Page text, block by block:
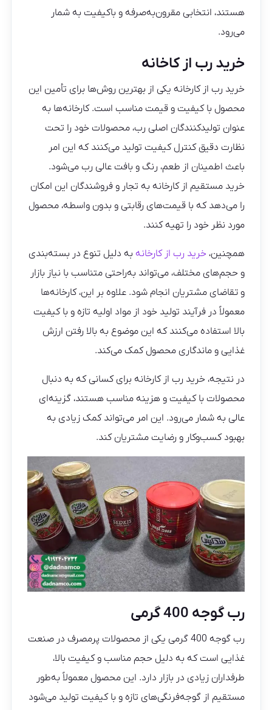
هستند، انتخابی مقرون‌به‌صرفه و باکیفیت به شمار
می‌رود.
خرید رب از کاخانه
خرید رب از کارخانه یکی از بهترین روش‌ها برای تأمین این
محصول با کیفیت و قیمت مناسب است. کارخانه‌ها به
عنوان تولیدکنندگان اصلی رب، محصولات خود را تحت
نظارت دقیق کنترل کیفیت تولید می‌کنند که این امر
باعث اطمینان از طعم، رنگ و بافت عالی رب می‌شود.
خرید مستقیم از کارخانه به تجار و فروشندگان این امکان
را می‌دهد که با قیمت‌های رقابتی و بدون واسطه، محصول
مورد نظر خود را تهیه کنند.
همچنین،خرید رب از کارخانه به دلیل تنوع در بسته‌بندی
و حجم‌های مختلف، می‌تواند به‌راحتی متناسب با نیاز بازار
و تقاضای مشتریان انجام شود. علاوه بر این، کارخانه‌ها
معمولاً در فرآیند تولید خود از مواد اولیه تازه و با کیفیت
بالا استفاده می‌کنند که این موضوع به بالا رفتن ارزش
غذایی و ماندگاری محصول کمک می‌کند.
در نتیجه، خرید رب از کارخانه برای کسانی که به دنبال
محصولات با کیفیت و هزینه‌ مناسب هستند، گزینه‌ای
عالی به شمار می‌رود. این امر می‌تواند کمک زیادی به
بهبود کسب‌وکار و رضایت مشتریان کند.
رب گوجه 400 گرمی
رب گوجه 400 گرمی یکی از محصولات پرمصرف در صنعت
غذایی است که به دلیل حجم مناسب و کیفیت بالا،
طرفداران زیادی در بازار دارد. این محصول معمولاً به‌طور
مستقیم از گوجه‌فرنگی‌های تازه و با کیفیت تولید می‌شود